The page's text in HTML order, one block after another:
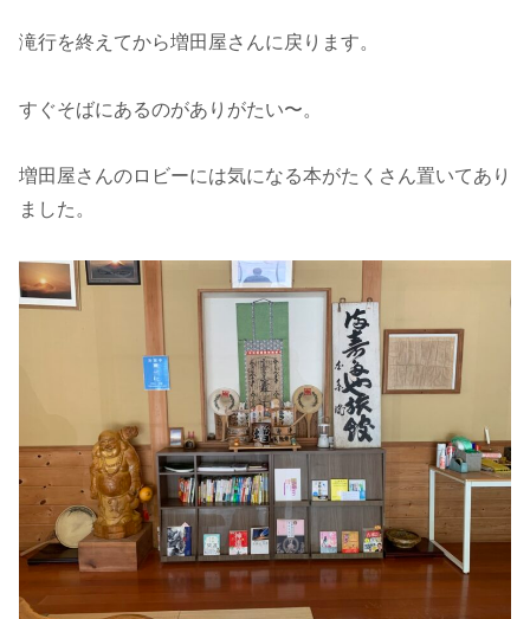
滝行を終えてから増田屋さんに戻ります。
すぐそばにあるのがありがたい〜。
増田屋さんのロビーには気になる本がたくさん置いてあり
ました。